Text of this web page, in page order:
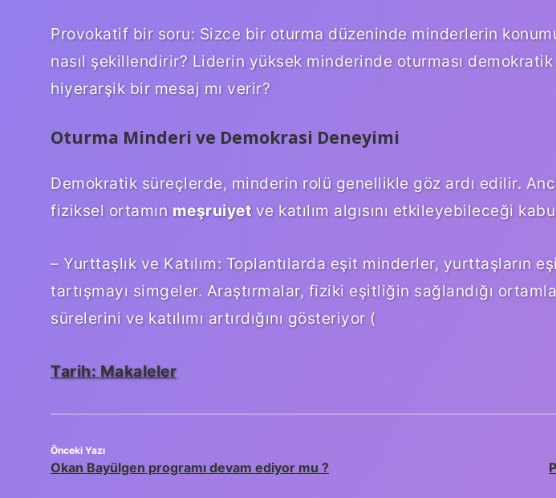
Provokatif bir soru: Sizce bir oturma düzeninde minderlerin
nasıl şekillendirir? Liderin yüksek minderinde oturması
hiyerarşik bir mesaj mı verir?
Oturma Minderi ve Demokrasi Deneyimi
Demokratik süreçlerde, minderin rolü genellikle göz ardı edilir.
fiziksel ortamın meşruiyetve katılım algısını etkileyebileceği
– Yurttaşlık ve Katılım: Toplantılarda eşit minderler, yurttaşların
tartışmayı simgeler. Araştırmalar, fiziki eşitliğin sağlandığı
sürelerini ve katılımı artırdığını gösteriyor (
Tarih: Makaleler
Önceki Yazı
Okan Bayülgen programı devam ediyor mu ?